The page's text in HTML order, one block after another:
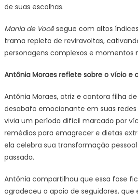
de suas escolhas.
Mania de Vocêsegue com altos
trama repleta de reviravoltas,
personagens complexos e momentos
Antônia Moraes reflete sobre o vício e
Antônia Moraes, atriz e cantora filha de
desabafo emocionante em suas redes
vivia um período difícil marcado por
remédios para emagrecer e dietas
ela celebra sua transformação
passado.
Antônia compartilhou que essa fase
agradeceu o apoio de seguidores, que